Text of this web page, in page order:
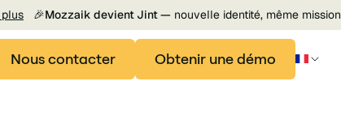
🎉Mozzaik devient Jint — nouvelle identité, même
Nous contacter Obtenir une démo